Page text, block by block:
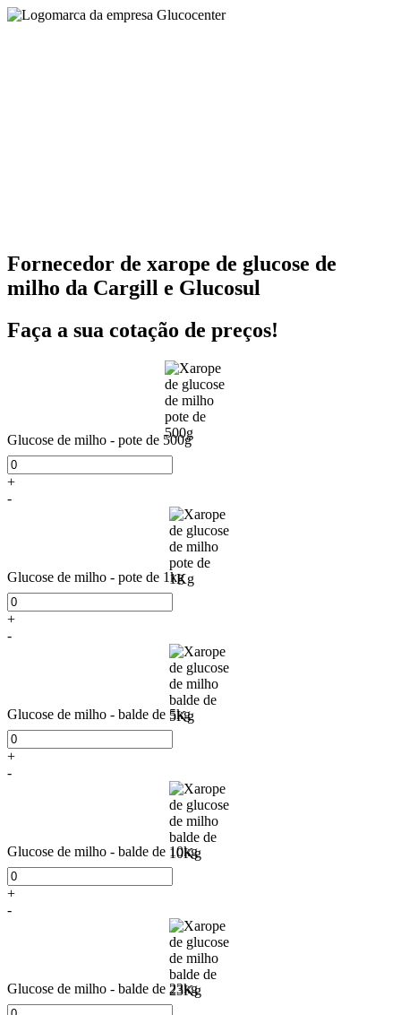
Fornecedor de xarope de glucose de
milho da Cargill e Glucosul
Faça a sua cotação de preços!
Glucose de milho - pote de 500g
+
-
Glucose de milho - pote de 1kg
+
-
Glucose de milho - balde de 5kg
+
-
Glucose de milho - balde de 10kg
+
-
Glucose de milho - balde de 23kg